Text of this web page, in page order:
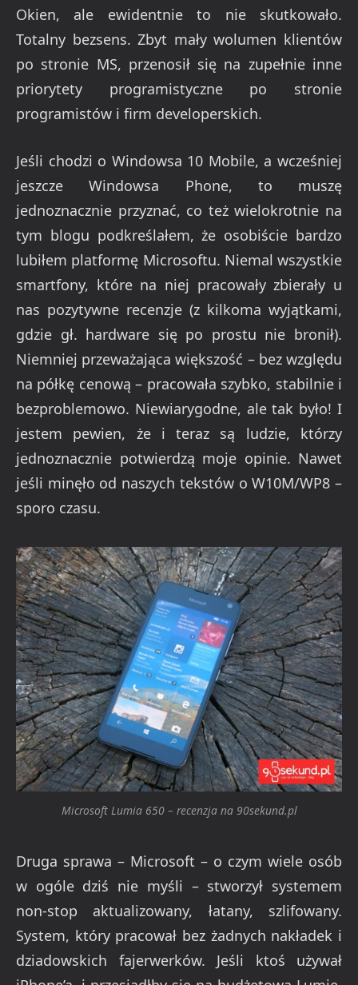
Okien, ale ewidentnie to nie skutkowało.
Totalny bezsens. Zbyt mały wolumen klientów
po stronie MS, przenosił się na zupełnie inne
priorytety programistyczne po stronie
programistów i firm developerskich.
Jeśli chodzi o Windowsa 10 Mobile, a wcześniej
jeszcze Windowsa Phone, to muszę
jednoznacznie przyznać, co też wielokrotnie na
tym blogu podkreślałem, że osobiście bardzo
lubiłem platformę Microsoftu. Niemal wszystkie
smartfony, które na niej pracowały zbierały u
nas pozytywne recenzje (z kilkoma wyjątkami,
gdzie gł. hardware się po prostu nie bronił).
Niemniej przeważająca większość – bez względu
na półkę cenową – pracowała szybko, stabilnie i
bezproblemowo. Niewiarygodne, ale tak było! I
jestem pewien, że i teraz są ludzie, którzy
jednoznacznie potwierdzą moje opinie. Nawet
jeśli minęło od naszych tekstów o W10M/WP8 –
sporo czasu.
Microsoft Lumia 650 – recenzja na 90sekund.pl
Druga sprawa – Microsoft – o czym wiele osób
w ogóle dziś nie myśli – stworzył systemem
non-stop aktualizowany, łatany, szlifowany.
System, który pracował bez żadnych nakładek i
dziadowskich fajerwerków. Jeśli ktoś używał